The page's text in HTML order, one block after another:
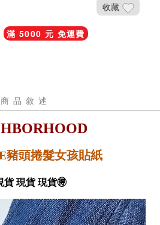
收藏
滿 5000 元 免運費
商品敘述